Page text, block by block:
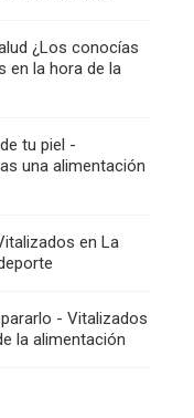
¿Los conocías
en la hora de la
tu piel -
una alimentación
en La
- Vitalizados
la alimentación